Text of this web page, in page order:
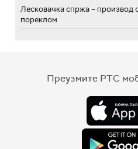
Лесковачка спржа – производ
пореклом
Преузмите РТС